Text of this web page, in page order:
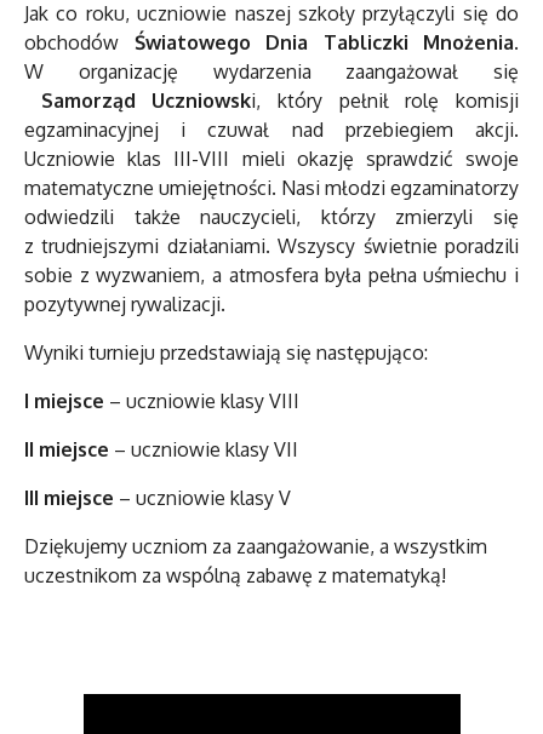
Jak co roku, uczniowie naszej szkoły przyłączyli się do
obchodów Światowego Dnia Tabliczki Mnożenia.
W organizację wydarzenia zaangażował się
Samorząd Uczniowski, który pełnił rolę komisji
egzaminacyjnej i czuwał nad przebiegiem akcji.
Uczniowie klas III-VIII mieli okazję sprawdzić swoje
matematyczne umiejętności. Nasi młodzi egzaminatorzy
odwiedzili także nauczycieli, którzy zmierzyli się
z trudniejszymi działaniami. Wszyscy świetnie poradzili
sobie z wyzwaniem, a atmosfera była pełna uśmiechu i
pozytywnej rywalizacji.
Wyniki turnieju przedstawiają się następująco:
I miejsce – uczniowie klasy VIII
II miejsce – uczniowie klasy VII
III miejsce – uczniowie klasy V
Dziękujemy uczniom za zaangażowanie, a wszystkim
uczestnikom za wspólną zabawę z matematyką!